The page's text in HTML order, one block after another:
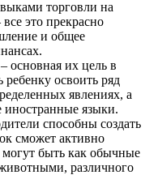
торговли на
это прекрасно
и общее
основная их цель в
освоить ряд
явлениях, а
языки.
способны создать
сможет активно
могут быть как обычные
различного